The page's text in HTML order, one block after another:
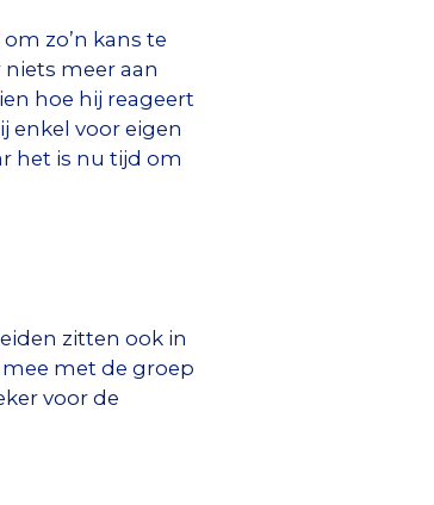
zo’n kans te
meer aan
hoe hij reageert
enkel voor eigen
het is nu tijd om
zitten ook in
met de groep
voor de